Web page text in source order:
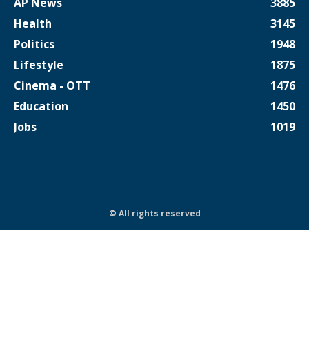
Health
3145
Politics
1948
Lifestyle
1875
Cinema - OTT
1476
Education
1450
Jobs
1019
© All rights reserved